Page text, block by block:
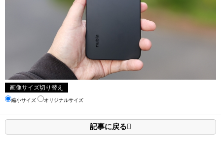
画像サイズ切り替え
縮小サイズ オリジナルサイズ
記事に戻る